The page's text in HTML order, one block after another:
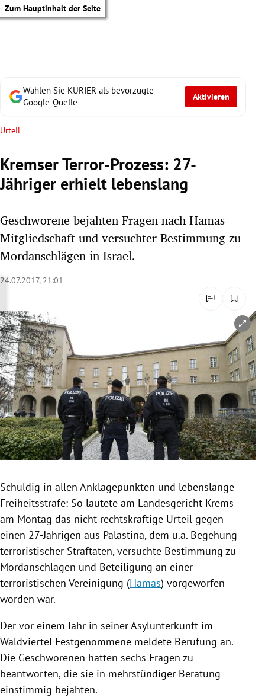
Zum Hauptinhalt der Seite
Untermenü
Untermenü
Untermenü
Untermenü
Untermenü
Untermenü
Untermenü
Untermenü
Wählen Sie KURIER als bevorzugte
Google-Quelle
Aktivieren
Urteil
Kremser Terror-Prozess: 27-
Jähriger erhielt lebenslang
Geschworene bejahten Fragen nach Hamas-
Mitgliedschaft und versuchter Bestimmung zu
Mordanschlägen in Israel.
24.07.2017, 21:01
Copyright-Hinweis öffnen/schließen
Schuldig in allen Anklagepunkten und lebenslange
Freiheitsstrafe: So lautete am Landesgericht Krems
am Montag das nicht rechtskräftige Urteil gegen
einen 27-Jährigen aus Palästina, dem u.a. Begehung
terroristischer Straftaten, versuchte Bestimmung zu
Mordanschlägen und Beteiligung an einer
terroristischen Vereinigung (Hamas) vorgeworfen
worden war.
Der vor einem Jahr in seiner Asylunterkunft im
Waldviertel Festgenommene meldete Berufung an.
Die Geschworenen hatten sechs Fragen zu
beantworten, die sie in mehrstündiger Beratung
einstimmig bejahten.